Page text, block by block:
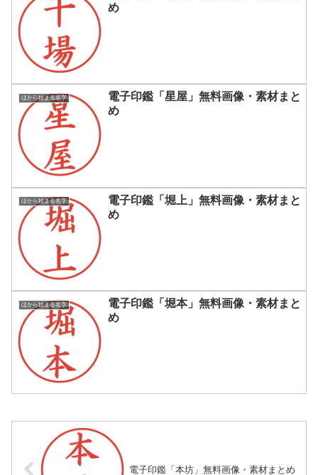
め
ほから始まる名字
電子印鑑「星屋」無料画像・素材まと
め
ほから始まる名字
電子印鑑「堀上」無料画像・素材まと
め
ほから始まる名字
電子印鑑「堀本」無料画像・素材まと
め
電子印鑑「本坊」無料画像・素材まとめ